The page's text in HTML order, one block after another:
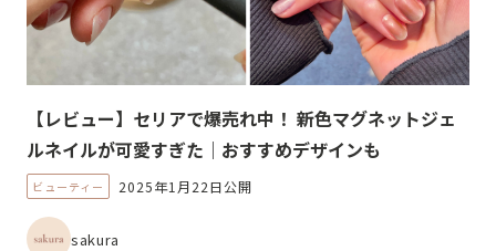
【レビュー】セリアで爆売れ中！ 新色マグネットジェ
ルネイルが可愛すぎた｜おすすめデザインも
ビューティー 2025年1月22日公開
sakura